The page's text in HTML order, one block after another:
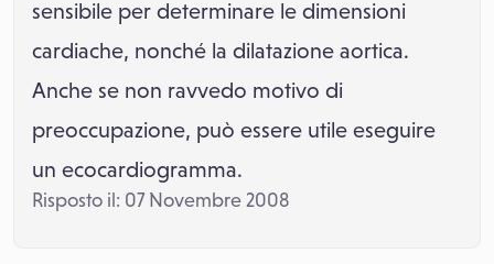
sensibile per determinare le dimensioni
cardiache, nonché la dilatazione aortica.
Anche se non ravvedo motivo di
preoccupazione, può essere utile eseguire
un ecocardiogramma.
Risposto il: 07 Novembre 2008